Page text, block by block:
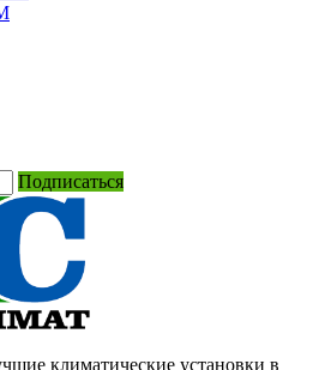
Подписаться
климатические установки в